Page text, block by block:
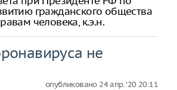
гражданского общества
человека, к.э.н.
не
опубликовано 24 апр. ‘20 20:11